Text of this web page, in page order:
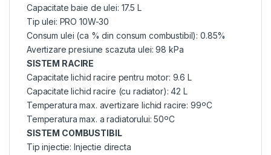
Capacitate baie de ulei: 17.5 L
Tip ulei: PRO 10W-30
Consum ulei (ca % din consum combustibil): 0.85%
Avertizare presiune scazuta ulei: 98 kPa
SISTEM RACIRE
Capacitate lichid racire pentru motor: 9.6 L
Capacitate lichid racire (cu radiator): 42 L
Temperatura max. avertizare lichid racire: 99ºC
Temperatura max. a radiatorului: 50ºC
SISTEM COMBUSTIBIL
Tip injectie: Injectie directa